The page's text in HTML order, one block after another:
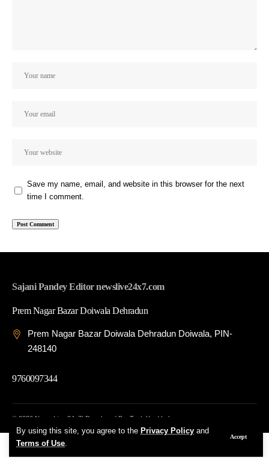
By using this site, you agree to the Privacy Policy and
Terms of Use.
Accept
Save my name, email, and website in this browser for the next
time I comment.
Sajani Pandey Editor newslive24x7.com
Prem Nagar Bazar Doiwala Dehradun
Prem Nagar Bazar Doiwala Dehradun Doiwala, PIN-
248140
9760097344
© 2026 News Live 24x7| Developed By: Tech Yard Labs